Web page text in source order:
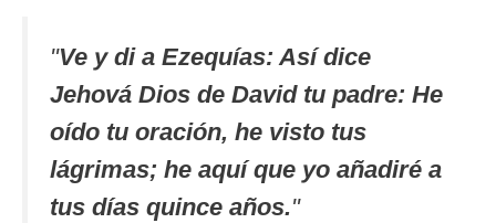
"Ve y di a Ezequías: Así dice
Jehová Dios de David tu padre: He
oído tu oración, he visto tus
lágrimas; he aquí que yo añadiré a
tus días quince años."